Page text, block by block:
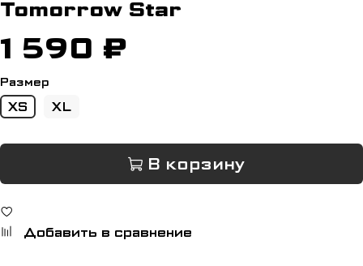
Tomorrow Star
1 590 ₽
Размер
XS XL
В корзину
Добавить в сравнение